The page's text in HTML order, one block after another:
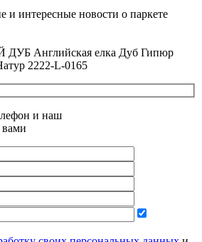
и интересные новости о паркете
ДУБ Английская елка Дуб Гипюр
2222-L-0165
и наш
вами